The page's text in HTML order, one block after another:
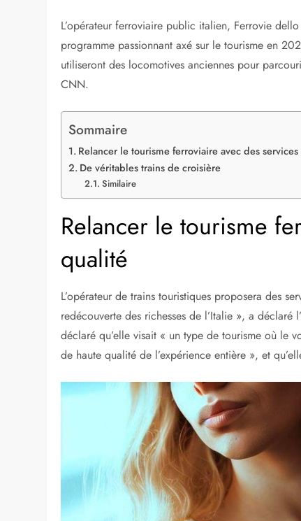
L’opérateur ferroviaire public italien, Ferrovie
programme passionnant axé sur le tourisme en
utiliseront des locomotives anciennes pour
CNN.
Sommaire
Relancer le tourisme ferroviaire avec des
De véritables trains de croisière
Similaire
Relancer le tourisme
qualité
L’opérateur de trains touristiques proposera des
redécouverte des richesses de l’Italie », a
déclaré qu’elle visait « un type de tourisme où le
de haute qualité de l’expérience entière », et